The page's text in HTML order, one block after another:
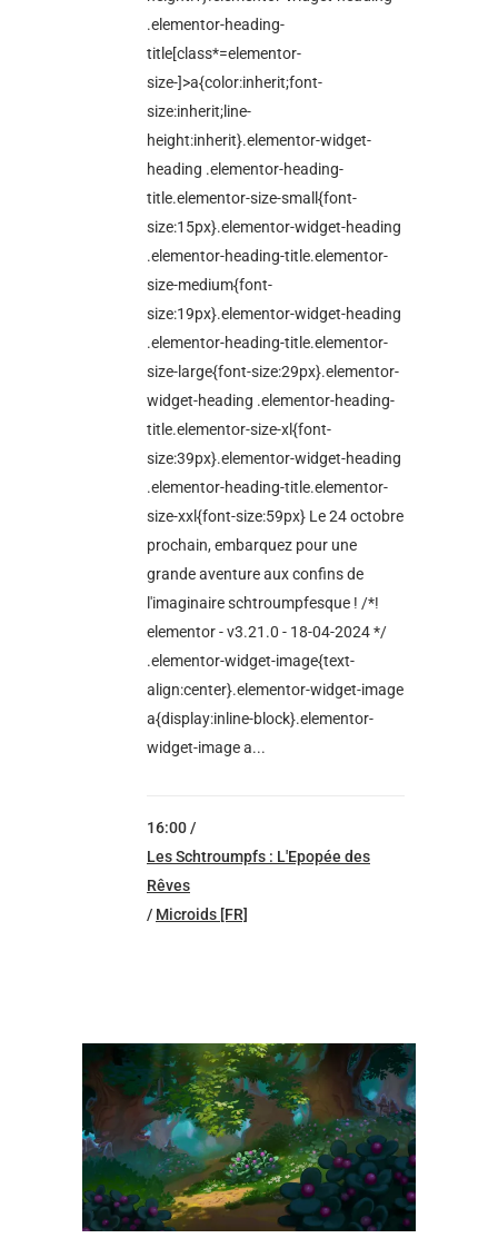
.elementor-heading-
title[class*=elementor-
size-]>a{color:inherit;font-
size:inherit;line-
height:inherit}.elementor-widget-
heading .elementor-heading-
title.elementor-size-small{font-
size:15px}.elementor-widget-heading
.elementor-heading-title.elementor-
size-medium{font-
size:19px}.elementor-widget-heading
.elementor-heading-title.elementor-
size-large{font-size:29px}.elementor-
widget-heading .elementor-heading-
title.elementor-size-xl{font-
size:39px}.elementor-widget-heading
.elementor-heading-title.elementor-
size-xxl{font-size:59px} Le 24 octobre
prochain, embarquez pour une
grande aventure aux confins de
l'imaginaire schtroumpfesque ! /*!
elementor - v3.21.0 - 18-04-2024 */
.elementor-widget-image{text-
align:center}.elementor-widget-image
a{display:inline-block}.elementor-
widget-image a...
16:00 /
Les Schtroumpfs : L'Epopée des
Rêves
/ Microids [FR]